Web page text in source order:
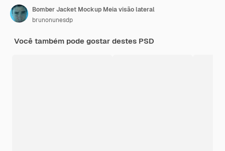
Bomber Jacket Mockup Meia visão lateral
brunonunesdp
Você também pode gostar destes PSD